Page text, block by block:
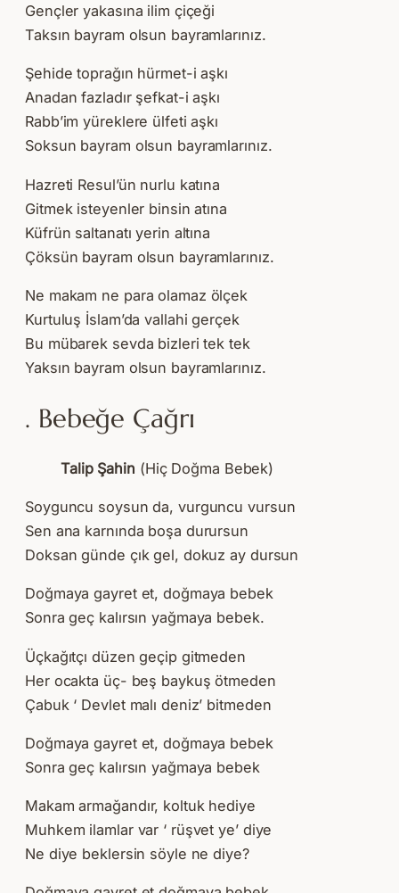
Gençler yakasına ilim çiçeği
Taksın bayram olsun bayramlarınız.
Şehide toprağın hürmet-i aşkı
Anadan fazladır şefkat-i aşkı
Rabb’im yüreklere ülfeti aşkı
Soksun bayram olsun bayramlarınız.
Hazreti Resul’ün nurlu katına
Gitmek isteyenler binsin atına
Küfrün saltanatı yerin altına
Çöksün bayram olsun bayramlarınız.
Ne makam ne para olamaz ölçek
Kurtuluş İslam’da vallahi gerçek
Bu mübarek sevda bizleri tek tek
Yaksın bayram olsun bayramlarınız.
. Bebeğe Çağrı
Talip Şahin (Hiç Doğma Bebek)
Soyguncu soysun da, vurguncu vursun
Sen ana karnında boşa durursun
Doksan günde çık gel, dokuz ay dursun
Doğmaya gayret et, doğmaya bebek
Sonra geç kalırsın yağmaya bebek.
Üçkağıtçı düzen geçip gitmeden
Her ocakta üç- beş baykuş ötmeden
Çabuk ‘ Devlet malı deniz’ bitmeden
Doğmaya gayret et, doğmaya bebek
Sonra geç kalırsın yağmaya bebek
Makam armağandır, koltuk hediye
Muhkem ilamlar var ‘ rüşvet ye’ diye
Ne diye beklersin söyle ne diye?